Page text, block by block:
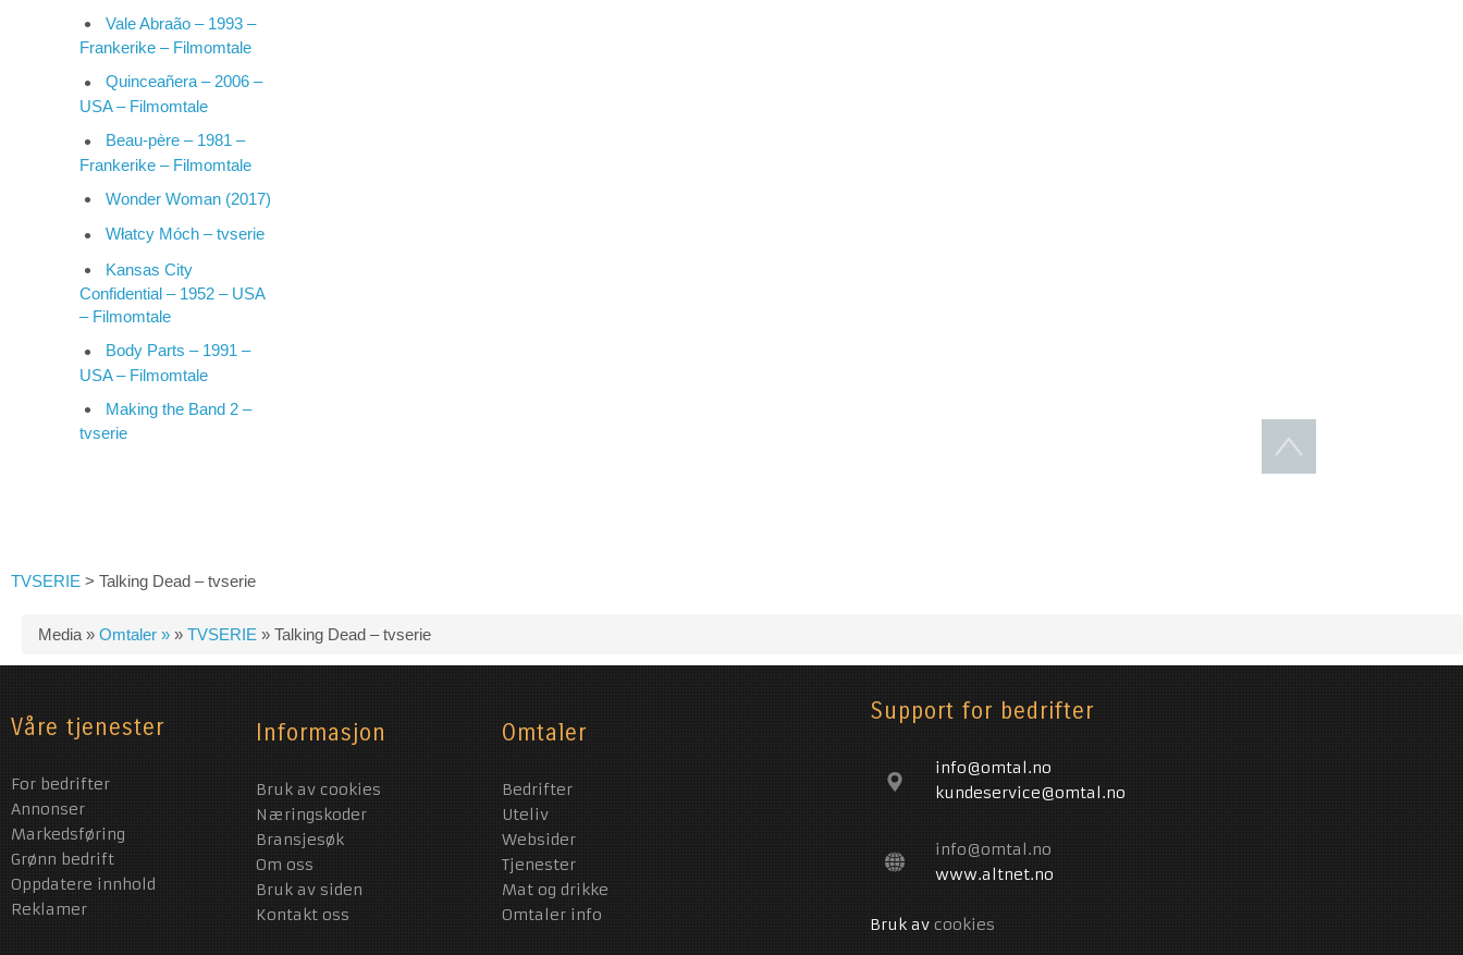
Vale Abraão – 1993 –
Frankerike – Filmomtale
Quinceañera – 2006 –
USA – Filmomtale
Beau-père – 1981 –
Frankerike – Filmomtale
Wonder Woman (2017)
Włatcy Móch – tvserie
Kansas City
Confidential – 1952 – USA
– Filmomtale
Body Parts – 1991 –
USA – Filmomtale
Making the Band 2 –
tvserie
TVSERIE > Talking Dead – tvserie
Media » Omtaler » » TVSERIE » Talking Dead – tvserie
Våre tjenester
For bedrifter
Annonser
Markedsføring
Grønn bedrift
Oppdatere innhold
Reklamer
Informasjon
Bruk av cookies
Næringskoder
Bransjesøk
Om oss
Bruk av siden
Kontakt oss
Omtaler
Bedrifter
Uteliv
Websider
Tjenester
Mat og drikke
Omtaler info
Support for bedrifter
info@omtal.no
kundeservice@omtal.no
info@omtal.no
www.altnet.no
Bruk av cookies